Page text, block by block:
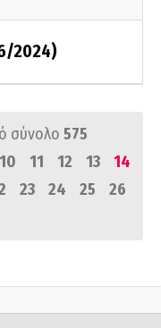
2024)
σύνολο 575
10 11 12 13
14
23 24 25
26